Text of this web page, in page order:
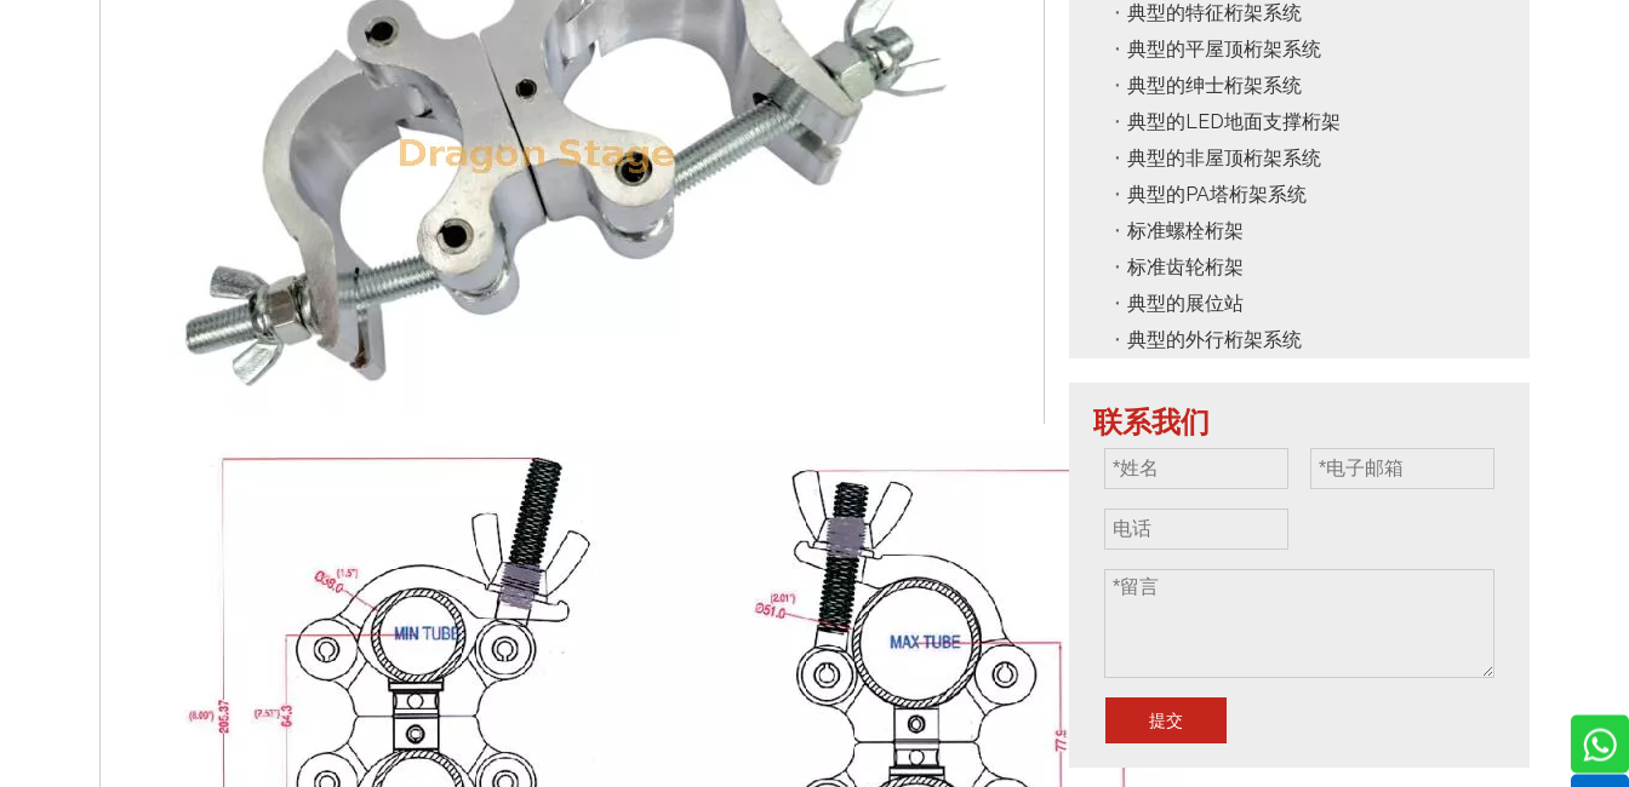
典型的特征桁架系统
典型的平屋顶桁架系统
典型的绅士桁架系统
典型的LED地面支撑桁架
典型的非屋顶桁架系统
典型的PA塔桁架系统
标准螺栓桁架
标准齿轮桁架
典型的展位站
典型的外行桁架系统
联系我们
提交